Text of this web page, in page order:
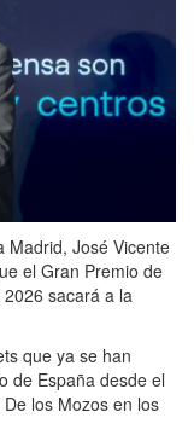
Madrid, José Vicente
el Gran Premio de
sacará a la
que ya se han
de España desde el
los Mozos en los